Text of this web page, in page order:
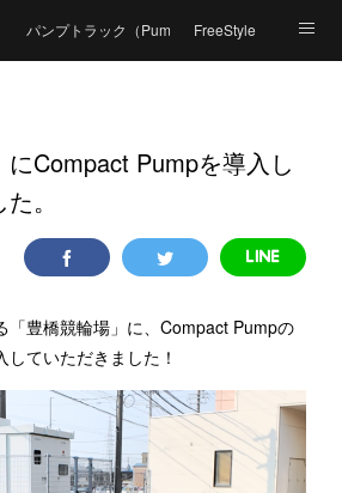
パンプトラック（PumpTrack）とは？
FreeStyle
体験イベント
にCompact Pumpを導入し
。
「豊橋競輪場」に、Compact Pumpの
ていただきました！